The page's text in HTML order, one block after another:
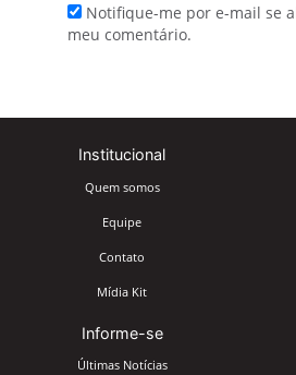
Notifique-me por e-mail se
meu comentário.
Institucional
Quem somos
Equipe
Contato
Mídia Kit
Informe-se
Últimas Notícias